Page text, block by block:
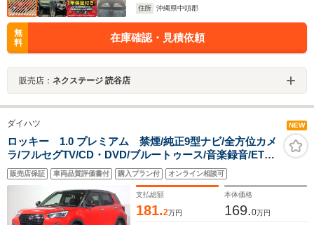
住所
沖縄県中頭郡
無
料
在庫確認・見積依頼
販売店： ネクステージ 読谷店
ダイハツ NEW
ロッキー 1.0 プレミアム 禁煙/純正9型ナビ/全方位カメ
ラ/フルセグTV/CD・DVD/ブルートゥース/音楽録音/ETC/
衝突軽減ブレーキ/ハーフレザーシート/インテリキー/LED
オートライト/パーキングセンサー/スペアキー有
販売店保証 車両品質評価書付 購入プラン付 オンライン相談可
支払総額
181.2万円
本体価格
169.0万円